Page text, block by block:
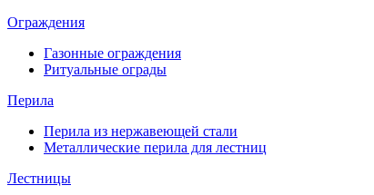
Ограждения
Газонные ограждения
Ритуальные ограды
Перила
Перила из нержавеющей стали
Металлические перила для лестниц
Лестницы